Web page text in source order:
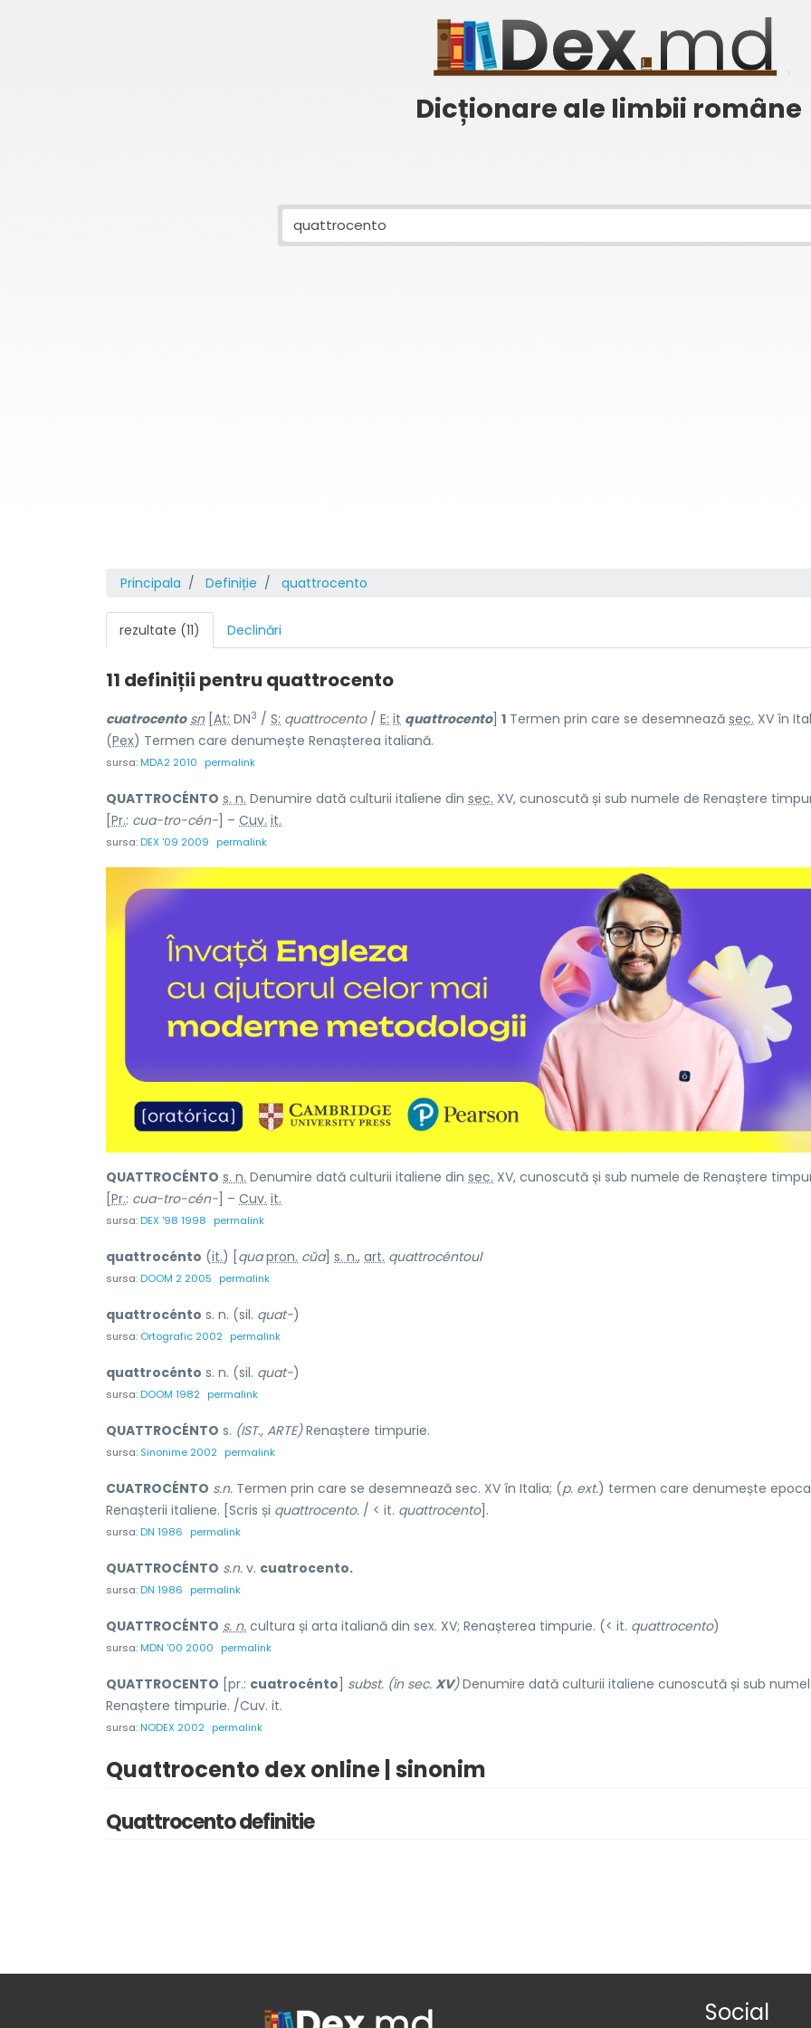
Dicționare ale limbii române
Principala Definiție quattrocento
rezultate (11) Declinări
11 definiții pentru quattrocento
cuatrocento sn[ At: DN3 / S: quattrocento/ E: it quattrocento] 1 Termen prin care se desemnează sec. XV în
(Pex) Termen care denumește Renașterea italiană.
sursa:MDA2 2010 permalink
QUATTROCÉNTO s. n. Denumire dată culturii italiene din sec. XV, cunoscută și sub numele de Renaștere
Pr.: cua-tro-cén- ] – Cuv. it.
sursa:DEX '09 2009 permalink
QUATTROCÉNTO s. n. Denumire dată culturii italiene din sec. XV, cunoscută și sub numele de Renaștere
[Pr.: cua-tro-cén-] – Cuv. it.
sursa:DEX '98 1998 permalink
quattrocénto (it.) [qua pron. cŭa] s. n., art. quattrocéntoul
sursa:DOOM 2 2005 permalink
quattrocénto s. n. (sil. quat-)
sursa: Ortografic 2002 permalink
quattrocénto s. n. (sil. quat-)
sursa:DOOM 1982 permalink
QUATTROCÉNTO s. (IST., ARTE)Renaștere timpurie.
sursa: Sinonime 2002 permalink
CUATROCÉNTO s.n. Termen prin care se desemnează sec. XV în Italia; (p. ext.) termen care denumește epoca
Renașterii italiene. [Scris și quattrocento. / < it. quattrocento].
sursa:DN 1986 permalink
QUATTROCÉNTO s.n. v. cuatrocento.
sursa:DN 1986 permalink
QUATTROCÉNTO s. n. cultura și arta italiană din sex. XV; Renașterea timpurie. (< it. quattrocento)
sursa:MDN '00 2000 permalink
QUATTROCENTO [pr.: cuatrocénto] subst. (în sec. XV)Denumire dată culturii italiene cunoscută și sub
Renaștere timpurie. /Cuv. it.
sursa:NODEX 2002 permalink
Quattrocento dex online | sinonim
Quattrocento definitie
Social